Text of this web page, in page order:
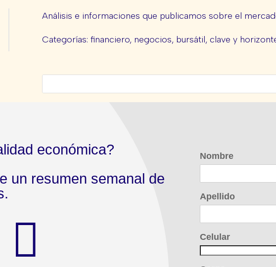
Análisis e informaciones que publicamos sobre el
Categorías: financiero, negocios, bursátil, clave y
económica?
un resumen semanal de

Nombre
Apellido
Celular